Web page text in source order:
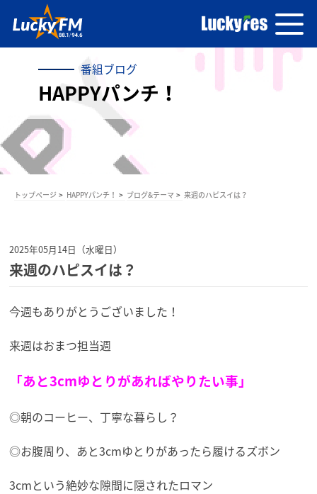
番組ブログ
HAPPYパンチ！
トップページ HAPPYパンチ！ ブログ&テーマ 来週のハピスイは？
2025年05月14日（水曜日）
来週のハピスイは？
今週もありがとうございました！
来週はおまつ担当週
「あと3cmゆとりがあればやりたい事」
◎朝のコーヒー、丁寧な暮らし？
◎お腹周り、あと3cmゆとりがあったら履けるズボン
3cmという絶妙な隙間に隠されたロマン